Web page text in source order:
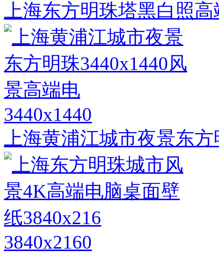
上海东方明珠塔黑白照
3440x1440
上海黄浦江城市夜景东
3840x2160